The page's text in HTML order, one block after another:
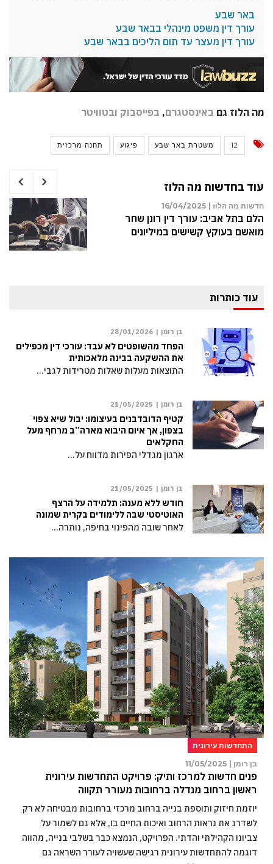
באר שבע
עורך דין משפט מינהלי בבאר שבע
עורך דין מעצר עד תום הליכים בבאר שבע
מה הלוז גם באינסטגרם, בפייסבוק ובטוויטר
12 משטרת באר שבע פיגוע תחנה מרכזית
עוד בחדשות מה הלוז
חדשות מה הלוז | 16/04/2025
הלם בתל אביב: עורך דין רונן שחר
מואשם בעוקץ קשישים במיליונים
עוד כותרות
בן רומן | 28/01/2026
הפחד מהשופטים לא עבד: עורכי דין מכפילים
את ההשקעה בבינה מלאכותית
התוצאות מעלות שאלות מטרידות לגבי…
בן רומן | 21/05/2025
קטיף הדובדבנים בעיצומו: יבול שיא צפוי
בצפון, אך איום היבוא מארה”ב מרחף מעל
החקלאים
ארגון מגדלי הפירות מדווח על…
בן רומן | 21/05/2025
חודש ללא מענה: תלמידה על הרצף
האוטיסטי שבה ללימודים בקרית שמונה
לאחר שובה מהפינוי בחיפה, נותרה…
התחדשות עירונית
בן רומן | 11/05/2025
פנים חדשות למרכז ותיק: פרויקט התחדשות עירונית
ראשון ברחוב מנדלה ברחובות מעורר תקווה
יוזמת חיזוק ותוספת בנייה ברחוב מרכזי ברחובות מבטיחה לא רק
לשדרג את נראות הרחוב ואיכות החיים בו, אלא גם לשמור על
צביונו הקהילתי והדתי. הפרויקט, הנמצא כבר בשלבי בנייה, מהווה
דוגמה להתחדשות עירונית רגישה שעשויה לעורר השראה גם